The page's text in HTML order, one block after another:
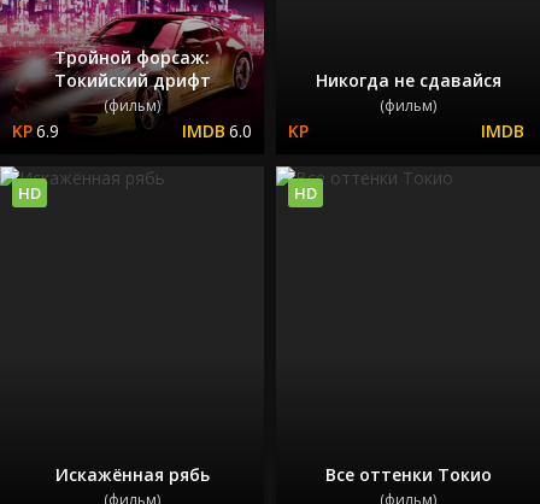
Тройной форсаж:
Токийский дрифт
(фильм)
6.9 6.0
Никогда не сдавайся
(фильм)
Искажённая рябь
(фильм)
HD
Все оттенки Токио
(фильм)
HD